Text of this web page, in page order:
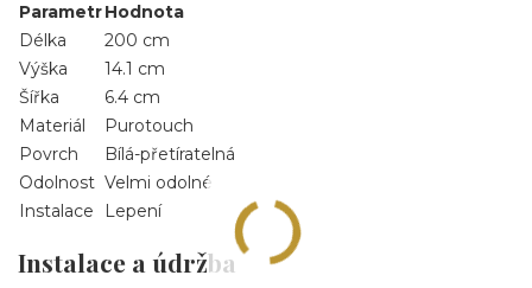
ParametrHodnota
Délka
200 cm
Výška
14.1 cm
Šířka
6.4 cm
Materiál
Purotouch
Povrch
Bílá-přetíratelná
Odolnost Velmi odolné
Instalace
Lepení
Instalace a údržba